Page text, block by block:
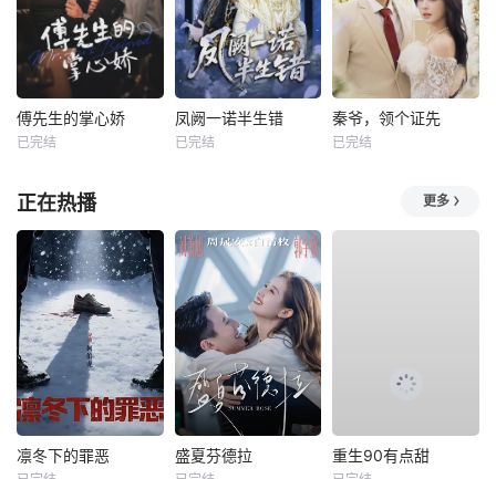
傅先生的掌心娇
已完结
凤阙一诺半生错
已完结
秦爷，领个证先
已完结
正在热播 更多
凛冬下的罪恶 盛夏芬德拉 重生90有点甜